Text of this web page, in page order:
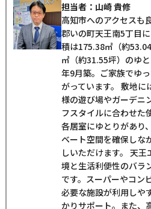
担当者：山崎 貴修
高知市へのアクセスも
郡いの町天王南5丁目
積は175.38㎡（約
㎡（約31.55坪）のゆ
年9月築。ご家族でゆ
がっています。 敷地に
様の遊び場やガーデニ
フスタイルに合わせた
各居室にゆとりがあり
ベート空間を確保しな
しいただけます。 天
境と生活利便性のバラ
です。スーパーやコン
必要な施設が利用しや
かりサポート。また、